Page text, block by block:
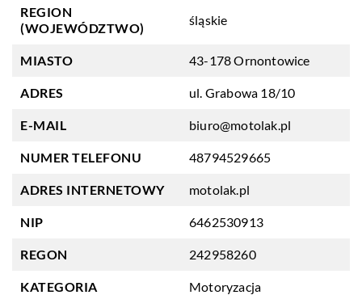
REGION
(WOJEWÓDZTWO)
śląskie
MIASTO 43-178 Ornontowice
ADRES ul. Grabowa 18/10
E-MAIL biuro@motolak.pl
NUMER TELEFONU 48794529665
ADRES INTERNETOWY motolak.pl
NIP 6462530913
REGON 242958260
KATEGORIA Motoryzacja